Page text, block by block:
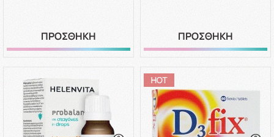
ΠΡΟΣΘΗΚΗ ΠΡΟΣΘΗΚΗ